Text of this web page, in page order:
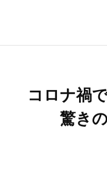
コロナ禍
驚き